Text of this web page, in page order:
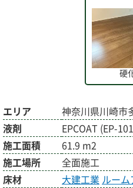
硬
エリア
神奈川県川崎市
液剤
EPCOAT (EP-
施工面積
61.9 m2
施工場所
全面施工
床材
大建工業 ルーム